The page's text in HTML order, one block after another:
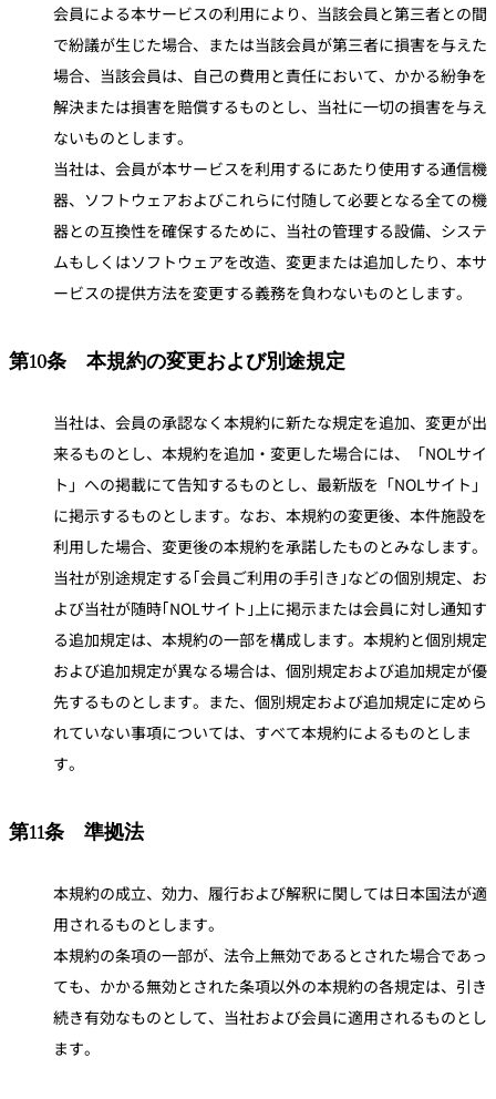
会員による本サービスの利用により、当該会員と第三者との間
で紛議が生じた場合、または当該会員が第三者に損害を与えた
場合、当該会員は、自己の費用と責任において、かかる紛争を
解決または損害を賠償するものとし、当社に一切の損害を与え
ないものとします。
当社は、会員が本サービスを利用するにあたり使用する通信機
器、ソフトウェアおよびこれらに付随して必要となる全ての機
器との互換性を確保するために、当社の管理する設備、システ
ムもしくはソフトウェアを改造、変更または追加したり、本サ
ービスの提供方法を変更する義務を負わないものとします。
第10条 本規約の変更および別途規定
当社は、会員の承認なく本規約に新たな規定を追加、変更が出
来るものとし、本規約を追加・変更した場合には、「NOLサイ
ト」への掲載にて告知するものとし、最新版を「NOLサイト」
に掲示するものとします。なお、本規約の変更後、本件施設を
利用した場合、変更後の本規約を承諾したものとみなします。
当社が別途規定する｢会員ご利用の手引き｣などの個別規定、お
よび当社が随時｢NOLサイト｣上に掲示または会員に対し通知す
る追加規定は、本規約の一部を構成します。本規約と個別規定
および追加規定が異なる場合は、個別規定および追加規定が優
先するものとします。また、個別規定および追加規定に定めら
れていない事項については、すべて本規約によるものとしま
す。
第11条 準拠法
本規約の成立、効力、履行および解釈に関しては日本国法が適
用されるものとします。
本規約の条項の一部が、法令上無効であるとされた場合であっ
ても、かかる無効とされた条項以外の本規約の各規定は、引き
続き有効なものとして、当社および会員に適用されるものとし
ます。